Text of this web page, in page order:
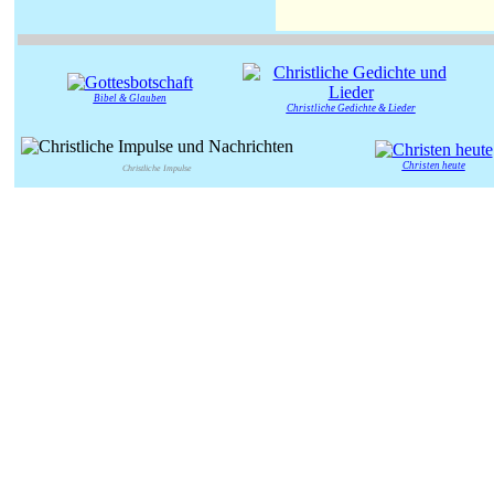
Bibel & Glauben
Christliche Gedichte & Lieder
Christliche Impulse Christen heute